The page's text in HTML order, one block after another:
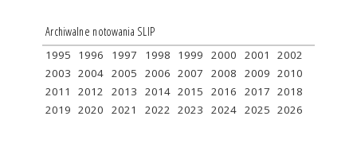
Archiwalne notowania SLIP
1995 1996 1997 1998 1999 2000 2001
2002
2003 2004 2005 2006 2007 2008 2009 2010
2011
2012 2013 2014 2015 2016 2017 2018
2019 2020 2021 2022 2023 2024 2025 2026